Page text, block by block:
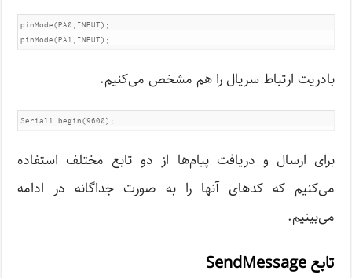
pinMode(PA0,INPUT);
pinMode(PA1,INPUT);
بادریت ارتباط سریال را هم مشخص می‌کنیم.
Serial1.begin(9600);
برای ارسال و دریافت پیام‌ها از دو تابع مختلف استفاده
می‌کنیم که کدهای آنها را به صورت جداگانه در ادامه
می‌بینیم.
تابع SendMessage